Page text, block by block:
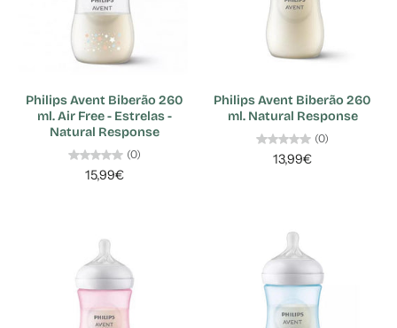
Philips Avent Biberão 260
ml. Air Free - Estrelas -
Natural Response
(0)
15,99€
Philips Avent Biberão 260
ml. Natural Response
(0)
13,99€